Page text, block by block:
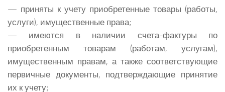
— приняты к учету приобретенные товары (работы,
услуги), имущественные права;
— имеются в наличии счета-фактуры по
приобретенным товарам (работам, услугам),
имущественным правам, а также соответствующие
первичные документы, подтверждающие принятие
их к учету;